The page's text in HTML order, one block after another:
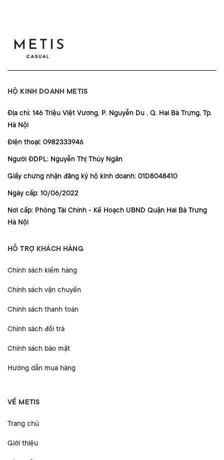
HỘ KINH DOANH METIS
Địa chỉ: 146 Triệu Việt Vương, P. Nguyễn Du , Q. Hai Bà Trưng, Tp.
Hà Nội
Điện thoại: 0982333946
Người ĐDPL: Nguyễn Thị Thúy Ngân
Giấy chứng nhận đăng ký hộ kinh doanh: 01D8048410
Ngày cấp: 10/06/2022
Nơi cấp: Phòng Tài Chính - Kế Hoạch UBND Quận Hai Bà Trưng
Hà Nội
HỖ TRỢ KHÁCH HÀNG
Chính sách kiểm hàng
Chính sách vận chuyển
Chính sách thanh toán
Chính sách đổi trả
Chính sách bảo mật
Hướng dẫn mua hàng
VỀ METIS
Trang chủ
Giới thiệu